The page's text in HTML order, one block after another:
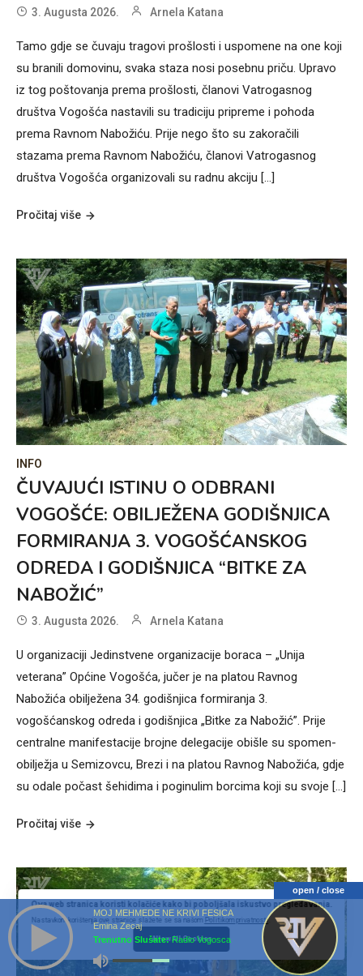
3. Augusta 2026. Arnela Katana
Tamo gdje se čuvaju tragovi prošlosti i uspomene na one koji
su branili domovinu, svaka staza nosi posebnu priču. Upravo
iz tog poštovanja prema prošlosti, članovi Vatrogasnog
društva Vogošća nastavili su tradiciju pripreme i pohoda
prema Ravnom Nabožiću. Prije nego što su zakoračili
stazama prema Ravnom Nabožiću, članovi Vatrogasnog
društva Vogošća organizovali su radnu akciju […]
Pročitaj više
INFO
ČUVAJUĆI ISTINU O ODBRANI
VOGOŠĆE: OBILJEŽENA GODIŠNJICA
FORMIRANJA 3. VOGOŠĆANSKOG
ODREDA I GODIŠNJICA “BITKE ZA
NABOŽIĆ”
3. Augusta 2026. Arnela Katana
U organizaciji Jedinstvene organizacije boraca – „Unija
veterana” Općine Vogošća, jučer je na platou Ravnog
Nabožića obilježena 34. godišnjica formiranja 3.
vogošćanskog odreda i godišnjica „Bitke za Nabožić”. Prije
centralne manifestacije brojne delegacije obišle su spomen-
obilježja u Semizovcu, Brezi i na platou Ravnog Nabožića, gdje
su odale počast šehidima i poginulim borcima koji su svoje […]
Pročitaj više
Ova web stranica koristi kolačiće kako bi poboljšala iskustvo pregledavanja.
Nastavkom korištenja ove stranice slažete se sa našom Politikom privatnosti.
Allow All Cookies
open / close
MOJ MEHMEDE NE KRIVI FESICA
Emina Zecaj
Trenutno Slušate:Radio Vogosca